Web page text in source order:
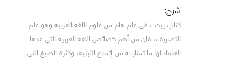
شرح:
كتاب يبحث في علم هام من علوم اللغة العربية وهو علم
التصريف، فإن من أهم خصائص اللغة العربية التي عدها
العلماء لها ما تمتاز به من إتساع الأبنية، وكثرة الصيغ التي